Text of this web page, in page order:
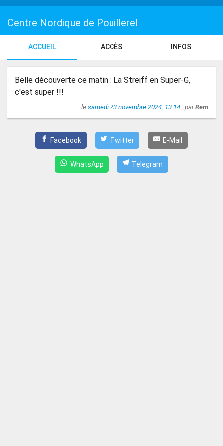
Centre Nordique de Pouillerel
ACCUEIL ACCÈS INFOS
Belle découverte ce matin : La Streiff en Super-G,
c'est super !!!
le samedi 23 novembre 2024, 13:14 , parRem
Facebook Twitter E-Mail
WhatsApp Telegram